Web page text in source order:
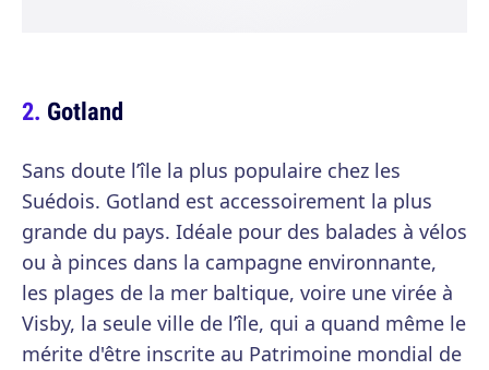
Gotland
Sans doute l’île la plus populaire chez les
Suédois. Gotland est accessoirement la plus
grande du pays. Idéale pour des balades à vélos
ou à pinces dans la campagne environnante,
les plages de la mer baltique, voire une virée à
Visby, la seule ville de l’île, qui a quand même le
mérite d'être inscrite au Patrimoine mondial de